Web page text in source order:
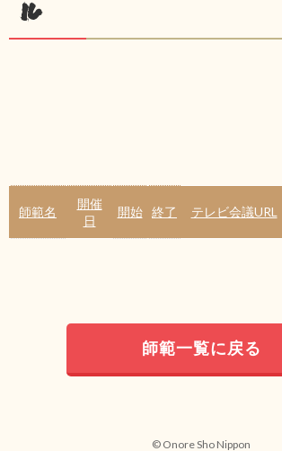
ル
師範名
開催
日
開始 終了 テレビ会議URL
師範一覧に戻る
© Onore Sho Nippon